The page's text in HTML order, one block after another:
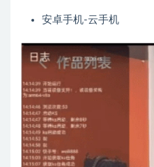
安卓手机-云手机